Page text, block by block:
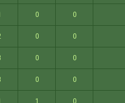
0 0
0 0
0 0
0 0
1 0